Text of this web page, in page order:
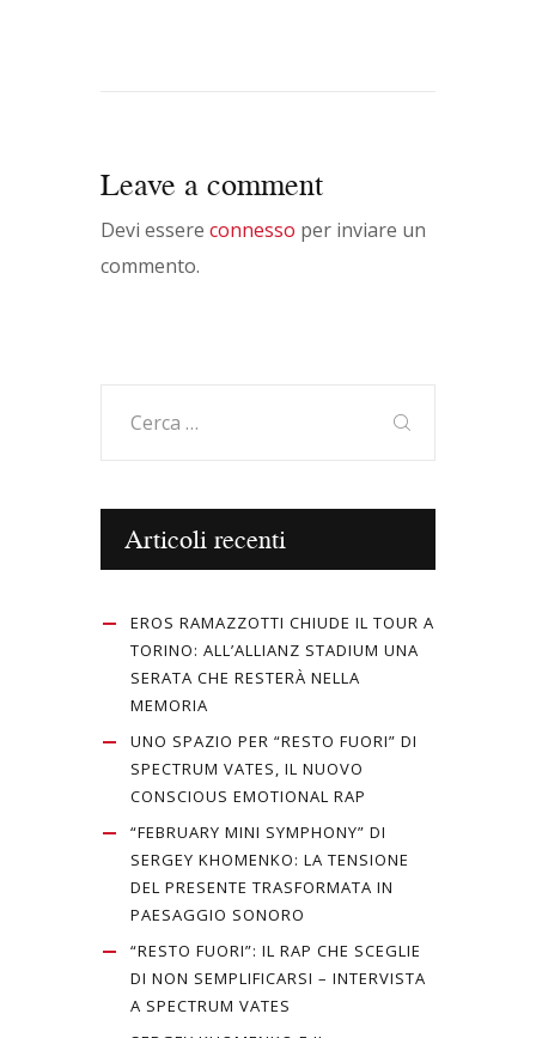
Leave a comment
Devi essere connesso per inviare un
commento.
per:
Articoli recenti
EROS RAMAZZOTTI CHIUDE IL TOUR A
TORINO: ALL’ALLIANZ STADIUM UNA
SERATA CHE RESTERÀ NELLA
MEMORIA
UNO SPAZIO PER “RESTO FUORI” DI
SPECTRUM VATES, IL NUOVO
CONSCIOUS EMOTIONAL RAP
“FEBRUARY MINI SYMPHONY” DI
SERGEY KHOMENKO: LA TENSIONE
DEL PRESENTE TRASFORMATA IN
PAESAGGIO SONORO
“RESTO FUORI”: IL RAP CHE SCEGLIE
DI NON SEMPLIFICARSI – INTERVISTA
A SPECTRUM VATES